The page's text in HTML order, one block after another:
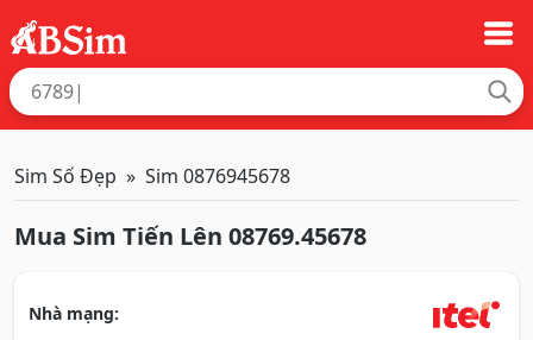
Sim Số Đẹp Sim 0876945678
Mua Sim Tiến Lên 08769.45678
Nhà mạng: